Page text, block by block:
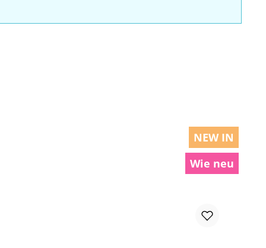
NEW IN
Wie neu